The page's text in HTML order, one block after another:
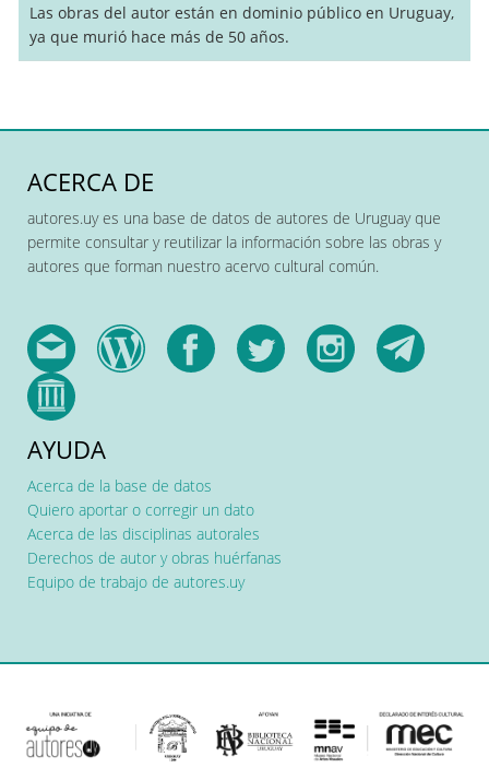
Las obras del autor están en dominio público en Uruguay,
ya que murió hace más de 50 años.
ACERCA DE
autores.uy es una base de datos de autores de Uruguay que
permite consultar y reutilizar la información sobre las obras y
autores que forman nuestro acervo cultural común.
AYUDA
Acerca de la base de datos
Quiero aportar o corregir un dato
Acerca de las disciplinas autorales
Derechos de autor y obras huérfanas
Equipo de trabajo de autores.uy